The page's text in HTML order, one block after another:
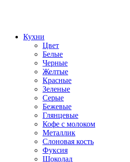
Кухни
Цвет
Белые
Черные
Желтые
Красные
Зеленые
Серые
Бежевые
Глянцевые
Кофе с молоком
Металлик
Слоновая кость
Фуксия
Шоколад